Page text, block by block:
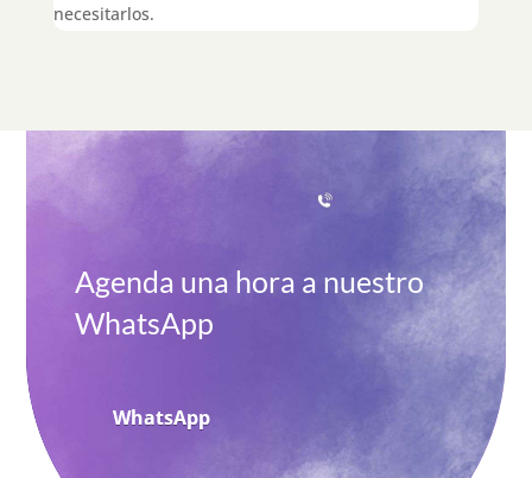
necesitarlos.
Agenda una hora a nuestro
WhatsApp
WhatsApp